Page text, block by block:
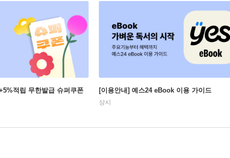
적립 무한발급 슈퍼쿠폰 [이용안내] 예스24 eBook 이용 가이드
상시